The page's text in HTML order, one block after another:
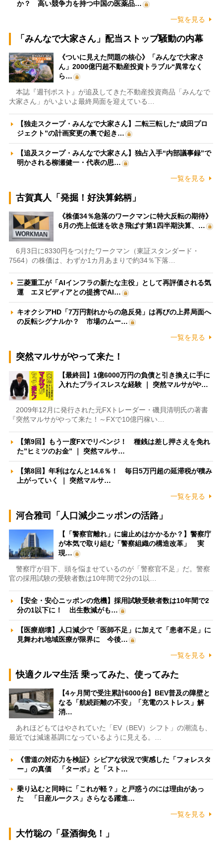
か？ 高い競争力を持つ中国の医薬品…
一覧を見る
「みんなで大家さん」配当ストップ騒動の内幕
《ついに見えた問題の核心》「みんなで大家さ
ん」2000億円超不動産投資トラブル“異常なく
ら…
本誌『週刊ポスト』が追及してきた不動産投資商品「みんなで
大家さん」がいよいよ最終局面を迎えている…
【独走スクープ・みんなで大家さん】二転三転した“成田プロ
ジェクト”の計画変更の裏で起き…
【追及スクープ・みんなで大家さん】独占入手“内部議事録”で
明かされる柳瀬健一・代表の思…
一覧を見る
古賀真人「発掘！好決算銘柄」
《株価34％急落のワークマンに特大反転の期待》
6月の売上低迷を吹き飛ばす第1四半期決算、…
6月3日に8330円をつけたワークマン（東証スタンダード・
7564）の株価は、わずか1カ月あまりで約34％下落…
三菱重工が「AIインフラの新たな主役」として再評価される気
運 エヌビディアとの提携でAI…
キオクシアHD「7万円割れからの急反発」は再びの上昇局面へ
の反転シグナルか？ 市場のムー…
一覧を見る
突然マルサがやって来た！
【最終回】1億6000万円の負債と引き換えに手に
入れたプライスレスな経験 ｜ 突然マルサがや…
2009年12月に発行された元FXトレーダー・磯貝清明氏の著書
『突然マルサがやって来た！～FXで10億円稼い…
【第9回】もう一度FXでリベンジ！ 種銭は差し押さえを免れ
た”ヒミツのお金” ｜ 突然マルサ…
【第8回】年利はなんと14.6％！ 毎日5万円超の延滞税が積み
上がっていく ｜ 突然マルサ…
一覧を見る
河合雅司「人口減少ニッポンの活路」
【「警察官離れ」に歯止めはかかるか？】警察庁
が本気で取り組む「警察組織の構造改革」 実
現…
警察庁が目下、頭を悩ませているのが「警察官不足」だ。警察
官の採用試験の受験者数は10年間で2分の1以…
【安全・安心ニッポンの危機】採用試験受験者数は10年間で2
分の1以下に！ 出生数減がも…
【医療崩壊】人口減少で「医師不足」に加えて「患者不足」に
見舞われ地域医療が限界に 今後…
一覧を見る
快適クルマ生活 乗ってみた、使ってみた
【4ヶ月間で受注累計6000台】BEV普及の障壁と
なる「航続距離の不安」「充電のストレス」解
消…
あれほどもてはやされていた「EV（BEV）シフト」の潮流も、
最近では減速基調になっているように見える。…
《雪道の対応力を検証》シビアな状況で実感した「フォレスタ
ー」の真価 「ターボ」と「スト…
乗り込むと同時に「これが軽？」と戸惑うのには理由があっ
た 「日産ルークス」さらなる躍進…
一覧を見る
大竹聡の「昼酒御免！」